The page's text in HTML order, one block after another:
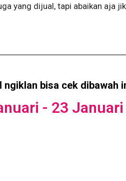
yang dijual, tapi abaikan aja
ngiklan bisa cek dibawah
- 23 Januari